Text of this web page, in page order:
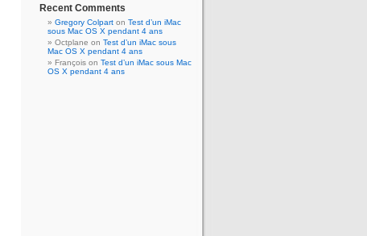
Recent Comments
Gregory Colpart on Test d’un iMac
sous Mac OS X pendant 4 ans
Octplane on Test d’un iMac sous
Mac OS X pendant 4 ans
François on Test d’un iMac sous Mac
OS X pendant 4 ans